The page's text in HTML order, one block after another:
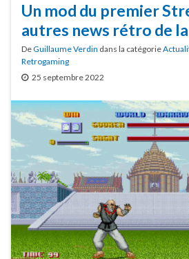
Un mod du premier
autres news rétro de
DeGuillaume Verdin dans la catégorie
Retrogaming
25 septembre 2022